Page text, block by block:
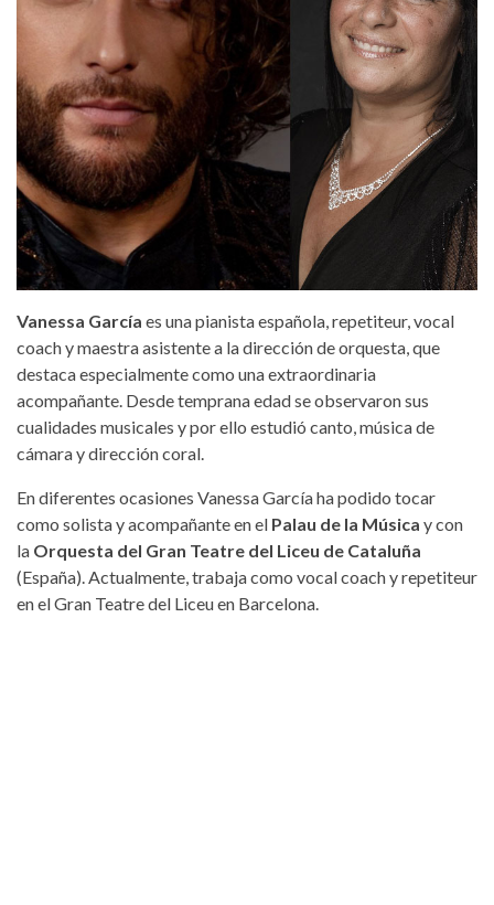
Vanessa García es una pianista española, repetiteur, vocal
coach y maestra asistente a la dirección de orquesta, que
destaca especialmente como una extraordinaria
acompañante. Desde temprana edad se observaron sus
cualidades musicales y por ello estudió canto, música de
cámara y dirección coral.
En diferentes ocasiones Vanessa García ha podido tocar
como solista y acompañante en el Palau de la Música y con
la Orquesta del Gran Teatre del Liceu de Cataluña
(España). Actualmente, trabaja como vocal coach y repetiteur
en el Gran Teatre del Liceu en Barcelona.